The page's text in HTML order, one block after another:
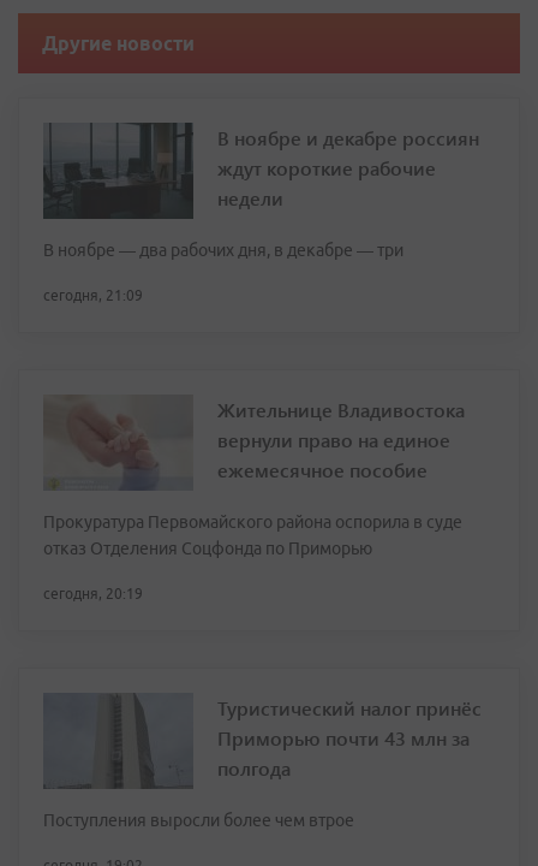
Другие новости
В ноябре и декабре россиян
ждут короткие рабочие
недели
В ноябре — два рабочих дня, в декабре — три
сегодня, 21:09
Жительнице Владивостока
вернули право на единое
ежемесячное пособие
Прокуратура Первомайского района оспорила в суде
отказ Отделения Соцфонда по Приморью
сегодня, 20:19
Туристический налог принёс
Приморью почти 43 млн за
полгода
Поступления выросли более чем втрое